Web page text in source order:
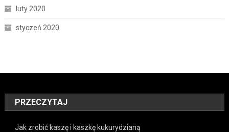
luty 2020
styczeń 2020
PRZECZYTAJ
Jak zrobić kaszę i kaszkę kukurydzianą